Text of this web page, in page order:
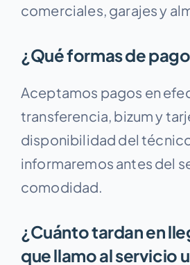
comerciales, garajes y
¿Qué formas de
Aceptamos pagos en
transferencia, bizum y
disponibilidad del
informaremos antes del
comodidad.
¿Cuánto tardan en
que llamo al servicio